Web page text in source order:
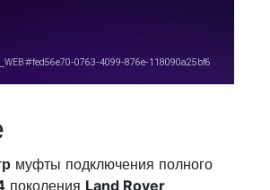
муфты подключения полного
поколения Land Rover